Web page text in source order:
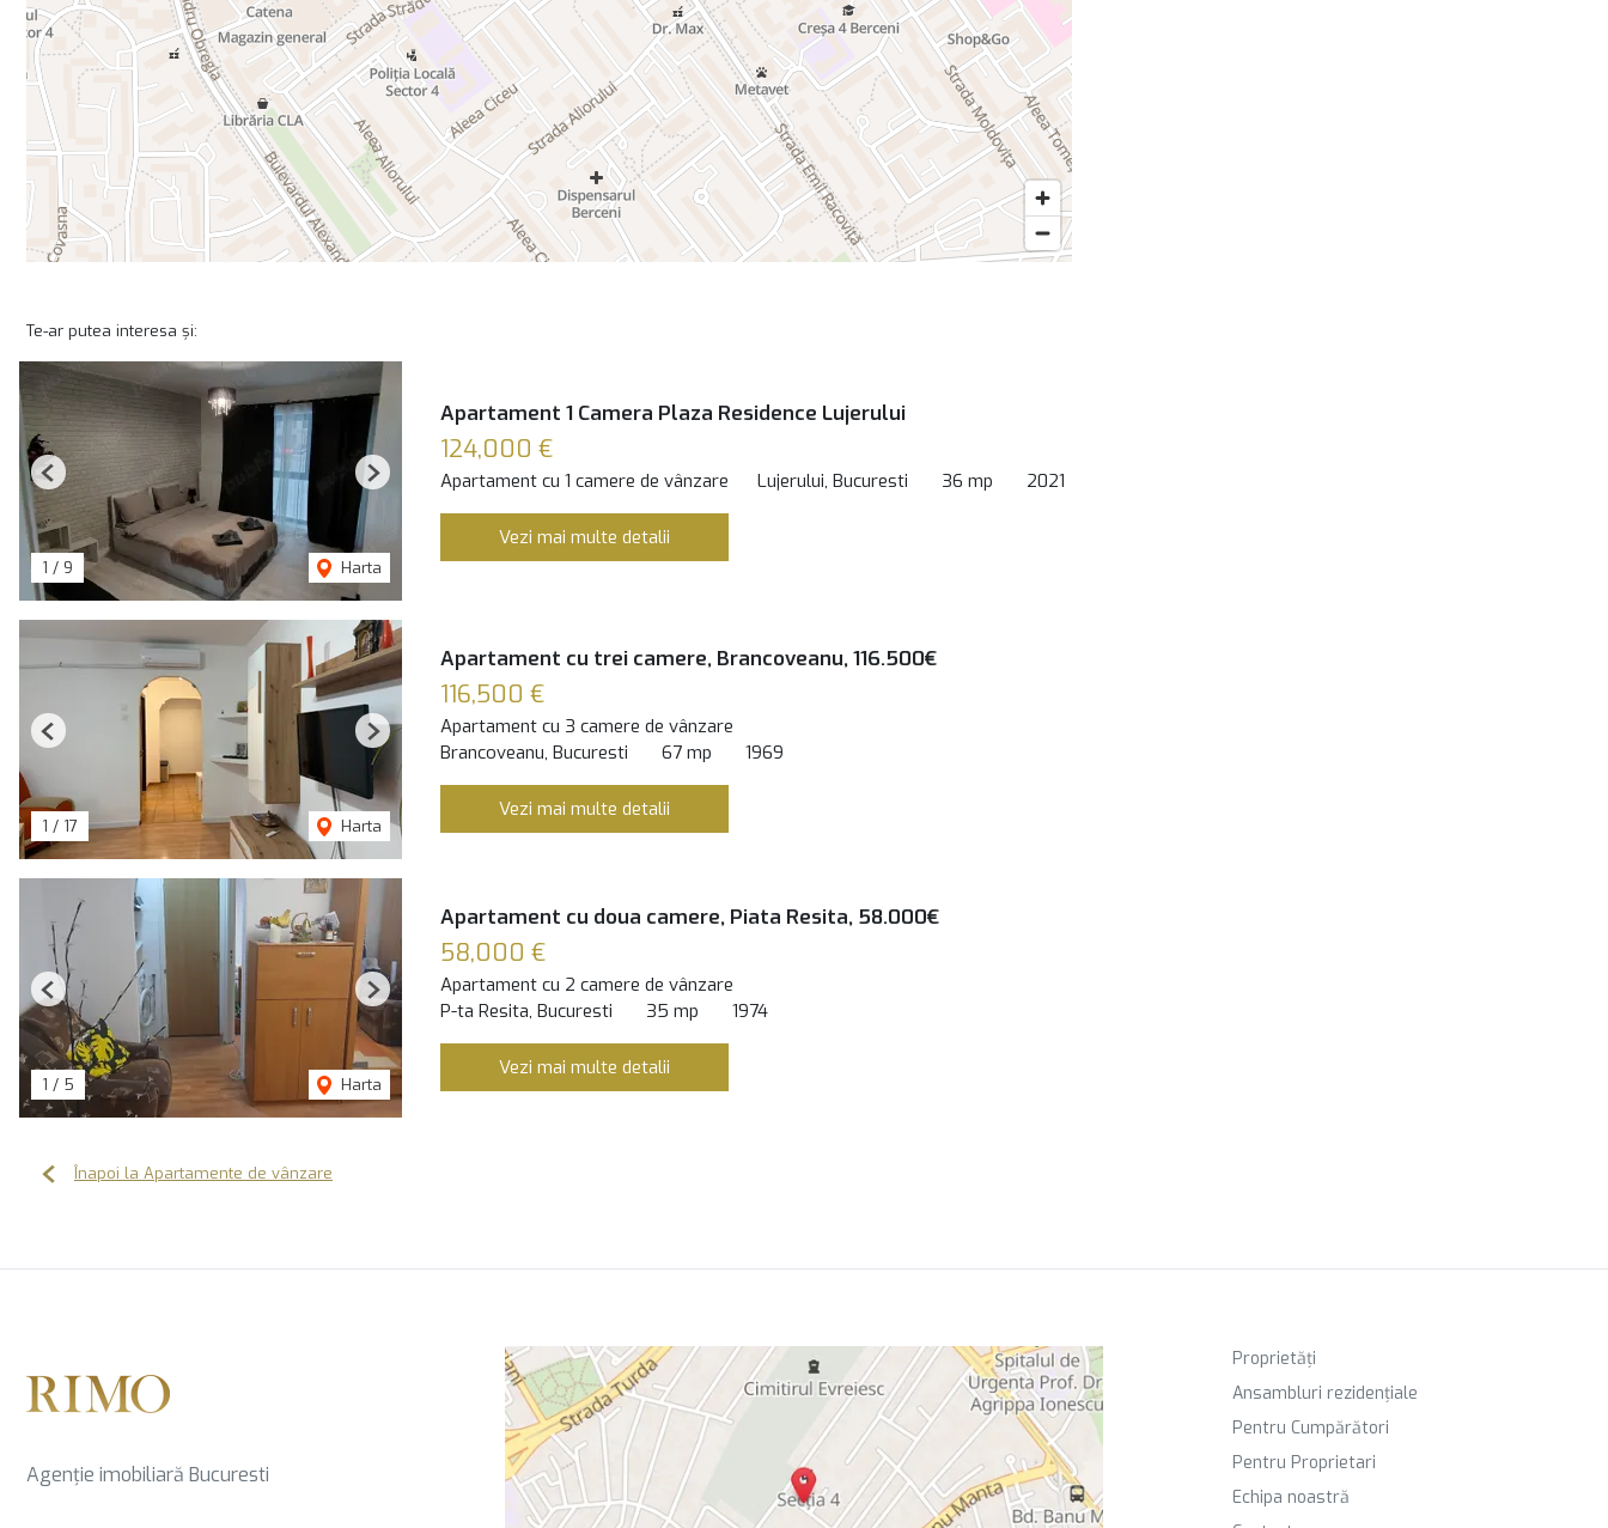
Te-ar putea interesa și:
1 / 9 Harta
Previous Next
Apartament 1 Camera Plaza Residence Lujerului
124,000 €
Apartament cu 1 camere de vânzare Lujerului, Bucuresti 36 mp 2021
Vezi mai multe detalii
1 / 17 Harta
Previous Next
Apartament cu trei camere, Brancoveanu, 116.500€
116,500 €
Apartament cu 3 camere de vânzare
Brancoveanu, Bucuresti
67 mp 1969
Vezi mai multe detalii
1 / 5 Harta
Previous Next
Apartament cu doua camere, Piata Resita, 58.000€
58,000 €
Apartament cu 2 camere de vânzare
P-ta Resita, Bucuresti
35 mp 1974
Vezi mai multe detalii
Înapoi la Apartamente de vânzare
Agenție imobiliară Bucuresti
Proprietăți
Ansambluri rezidențiale
Pentru Cumpărători
Pentru Proprietari
Echipa noastră